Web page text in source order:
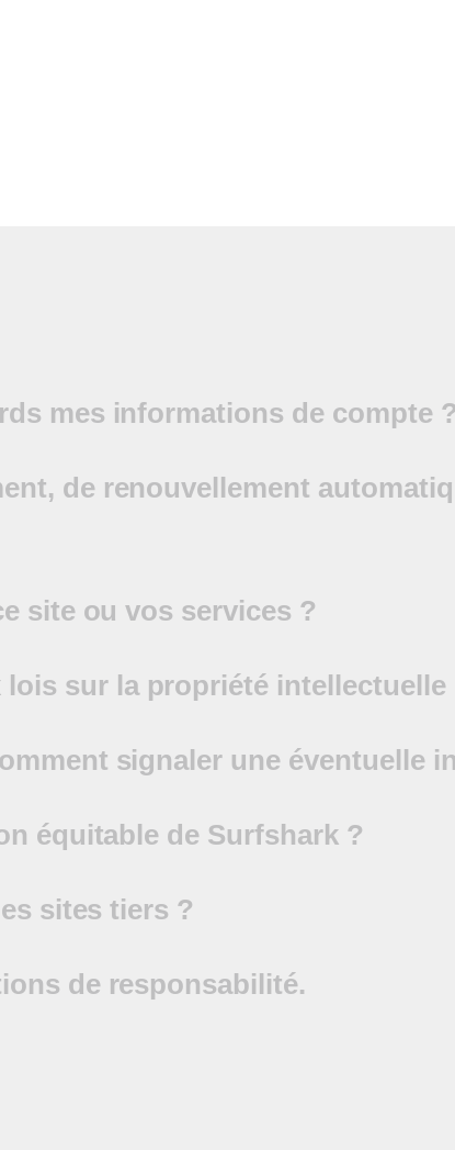
mes informations de compte
de renouvellement
site ou vos services ?
sur la propriété intellectuelle
signaler une éventuelle
équitable de Surfshark ?
sites tiers ?
de responsabilité.